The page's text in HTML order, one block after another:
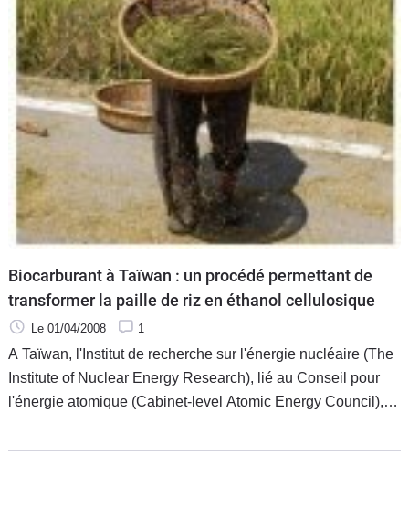
Biocarburant à Taïwan : un procédé permettant de
transformer la paille de riz en éthanol cellulosique
Le 01/04/2008 1
A Taïwan, l'Institut de recherche sur l'énergie nucléaire (The
Institute of Nuclear Energy Research), lié au Conseil pour
l'énergie atomique (Cabinet-level Atomic Energy Council), a
la